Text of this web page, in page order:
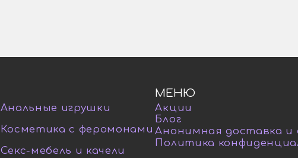
Анальные игрушки
Косметика с феромонами
Секс-мебель и качели
МЕНЮ
Акции
Блог
Анонимная доставка и
Политика